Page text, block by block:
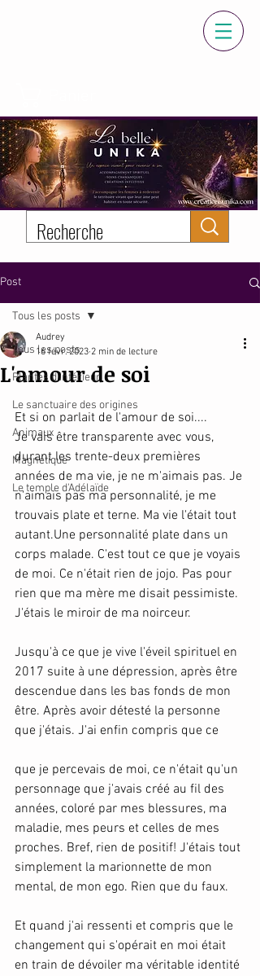
Post
Tous les posts
Plantes d'intérieur
Le sanctuaire des origines
Animaux
Magnétique
Le temple d'Adélaïde
Tous les posts
L'amour de soi
Audrey
16 févr. 2023 2 min de lecture
Et si on parlait de l'amour de soi....
Je vais être transparente avec vous,
durant les trente-deux premières
années de ma vie, je ne m'aimais pas. Je
n'aimais pas ma personnalité, je me
trouvais plate et terne. Ma vie l'était tout
autant.Une personnalité plate dans un
corps malade. C'est tout ce que je voyais
de moi. Ce n'était rien de jojo. Pas pour
rien que ma mère me disait pessimiste.
J'étais le miroir de ma noirceur.
Jusqu'à ce que je vive l'éveil spirituel en
2017 suite à une dépression, après être
descendue dans les bas fonds de mon
être. Après avoir détesté la personne
que j'étais. J'ai enfin compris que ce
que je percevais de moi, ce n'était qu'un
personnage que j'avais créé au fil des
années, coloré par mes blessures, ma
maladie, mes peurs et celles de mes
proches. Bref, rien de positif! J'étais tout
simplement la marionnette de mon
mental, de mon ego. Rien que du faux.
Et quand j'ai ressenti et compris que le
changement qui s'opérait en moi était
en train de dévoiler ma véritable identité